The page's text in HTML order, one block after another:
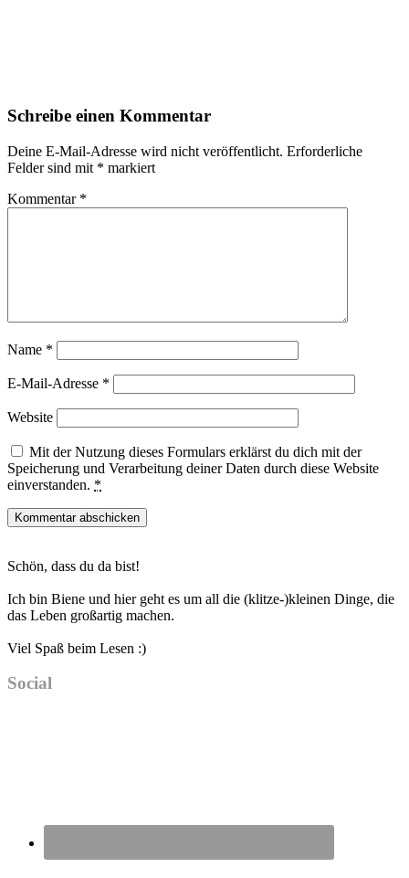
Interaktionen
Schreibe einen Kommentar
Deine E-Mail-Adresse wird nicht veröffentlicht. Erforderliche
Felder sind mit * markiert
Kommentar *
Name *
E-Mail-Adresse *
Website
Mit der Nutzung dieses Formulars erklärst du dich mit der
Speicherung und Verarbeitung deiner Daten durch diese Website
einverstanden. *
Sidebar
Schön, dass du da bist!
Ich bin Biene und hier geht es um all die (klitze-)kleinen Dinge, die
das Leben großartig machen.
Viel Spaß beim Lesen :)
Social